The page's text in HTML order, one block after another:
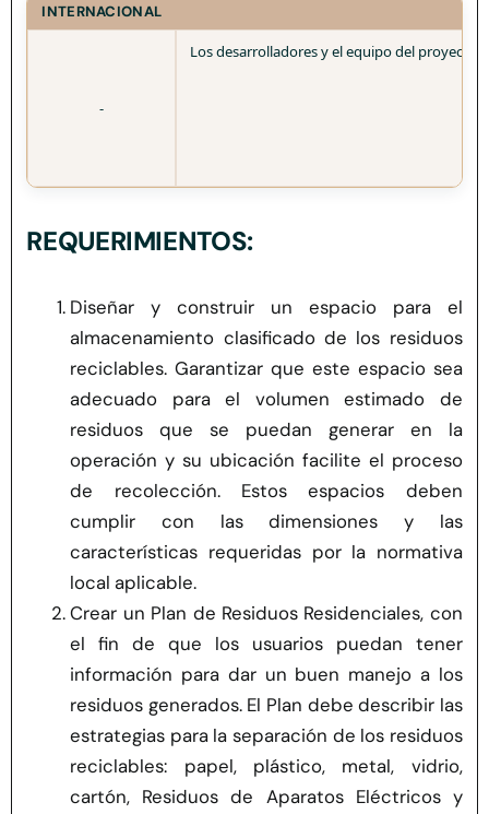
INTERNACIONAL
-
Los desarrolladores y el equipo del proyecto
REQUERIMIENTOS:
Diseñar y construir un espacio para el
almacenamiento clasificado de los residuos
reciclables. Garantizar que este espacio sea
adecuado para el volumen estimado de
residuos que se puedan generar en la
operación y su ubicación facilite el proceso
de recolección. Estos espacios deben
cumplir con las dimensiones y las
características requeridas por la normativa
local aplicable.
Crear un Plan de Residuos Residenciales, con
el fin de que los usuarios puedan tener
información para dar un buen manejo a los
residuos generados. El Plan debe describir las
estrategias para la separación de los residuos
reciclables: papel, plástico, metal, vidrio,
cartón, Residuos de Aparatos Eléctricos y